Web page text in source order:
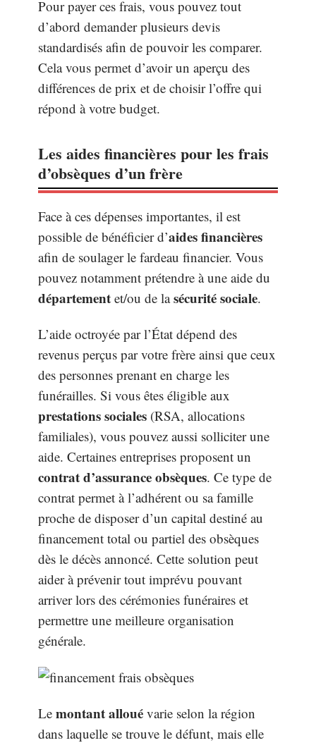
Pour payer ces frais, vous pouvez tout
d’abord demander plusieurs devis
standardisés afin de pouvoir les comparer.
Cela vous permet d’avoir un aperçu des
différences de prix et de choisir l’offre qui
répond à votre budget.
Les aides financières pour les frais
d’obsèques d’un frère
Face à ces dépenses importantes, il est
possible de bénéficier d’aides financières
afin de soulager le fardeau financier. Vous
pouvez notamment prétendre à une aide du
département et/ou de lasécurité sociale.
L’aide octroyée par l’État dépend des
revenus perçus par votre frère ainsi que ceux
des personnes prenant en charge les
funérailles. Si vous êtes éligible aux
prestations sociales (RSA, allocations
familiales), vous pouvez aussi solliciter une
aide. Certaines entreprises proposent un
contrat d’assurance obsèques. Ce type de
contrat permet à l’adhérent ou sa famille
proche de disposer d’un capital destiné au
financement total ou partiel des obsèques
dès le décès annoncé. Cette solution peut
aider à prévenir tout imprévu pouvant
arriver lors des cérémonies funéraires et
permettre une meilleure organisation
générale.
Le montant alloué varie selon la région
dans laquelle se trouve le défunt, mais elle